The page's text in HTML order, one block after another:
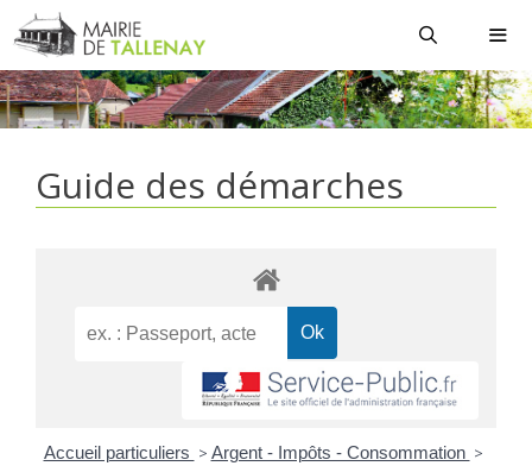
Aller
au
contenu
Guide des démarches
Accueil particuliers > Argent - Impôts - Consommation >